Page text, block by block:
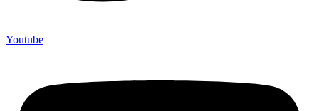
Youtube